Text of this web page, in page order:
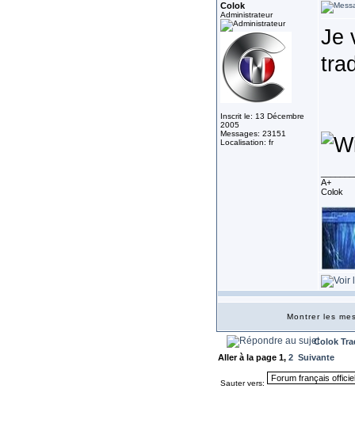
Colok
Administrateur
Inscrit le: 13 Décembre
2005
Messages: 23151
Localisation: fr
Je
A+
Colok
Montrer les
Colok
Aller à la page 1, 2 Suivante
Sauter vers: